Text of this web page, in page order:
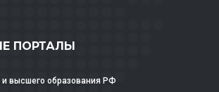
ПОРТАЛЫ
и высшего образования РФ